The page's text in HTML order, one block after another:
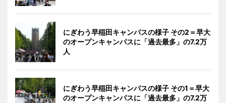
にぎわう早稲田キャンパスの様子 その2＝早大
のオープンキャンパスに「過去最多」の7.2万
人
にぎわう早稲田キャンパスの様子 その1＝早大
のオープンキャンパスに「過去最多」の7.2万